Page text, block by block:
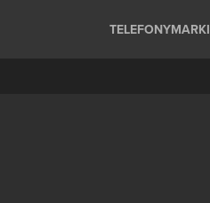
TELEFONYMARKI